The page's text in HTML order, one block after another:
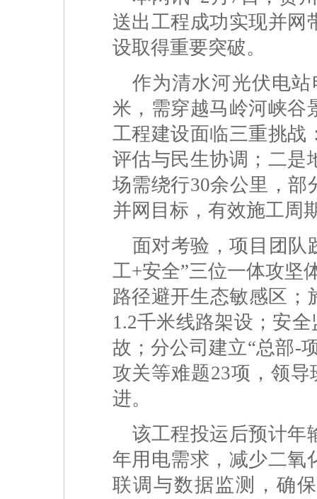
送出工程成功实现并网
设取得重要突破。
作为清水河光伏电
米，需穿越马岭河峡谷
工程建设面临三重挑战
评估与民生协调；二是
场需绕行30余公里，
并网目标，有效施工周
面对考验，项目团队
工+安全”三位一体攻坚
路径避开生态敏感区；
1.2千米线路架设；安
故；分公司建立“总部-
攻关等难题23项，领
进。
该工程投运后预计年
年用电需求，减少二氧
联调与数据监测，确